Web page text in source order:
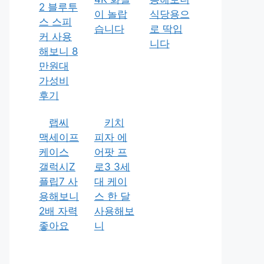
2 블루투
스 스피
커 사용
해보니 8
만원대
가성비
후기
이 놀랍
습니다
식당용으
로 딱입
니다
랩씨
맥세이프
케이스
갤럭시Z
플립7 사
용해보니
2배 자력
좋아요
키치
피자 에
어팟 프
로3 3세
대 케이
스 한 달
사용해보
니